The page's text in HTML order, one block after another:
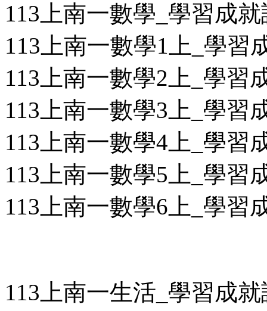
113上南一數學_學習成
113上南一數學1上_學習
113上南一數學2上_學習
113上南一數學3上_學習
113上南一數學4上_學習
113上南一數學5上_學習
113上南一數學6上_學習
113上南一生活_學習成